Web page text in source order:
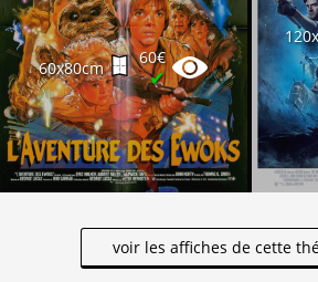
60x80cm
60€
✔
voir les affiches de cette